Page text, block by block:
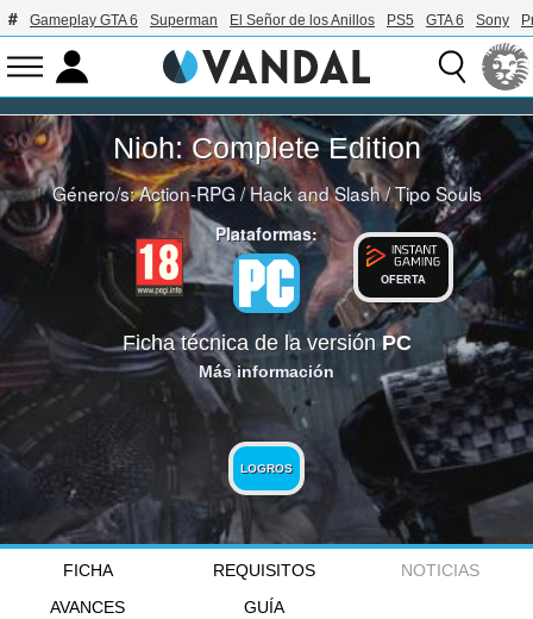
Gameplay GTA 6 Superman El Señor de los Anillos PS5 GTA 6 Sony
Nioh: Complete Edition
Género/s:Action-RPG/Hack and Slash/Tipo Souls
Plataformas:
OFERTA
Ficha técnica de la versiónPC
Más información
LOGROS
FICHA REQUISITOS
NOTICIAS
AVANCES
GUÍA